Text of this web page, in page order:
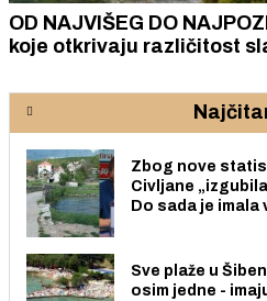
OD NAJVIŠEG DO
koje otkrivaju različitost
Zbog nove
Civljane
Do sada je
Sve plaže u
osim jedne -